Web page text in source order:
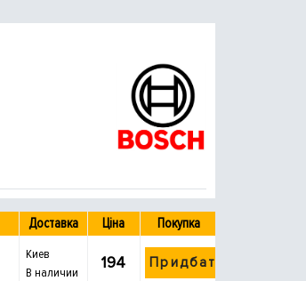
Доставка Ціна Покупка
Киев
В наличии
194 Придбати